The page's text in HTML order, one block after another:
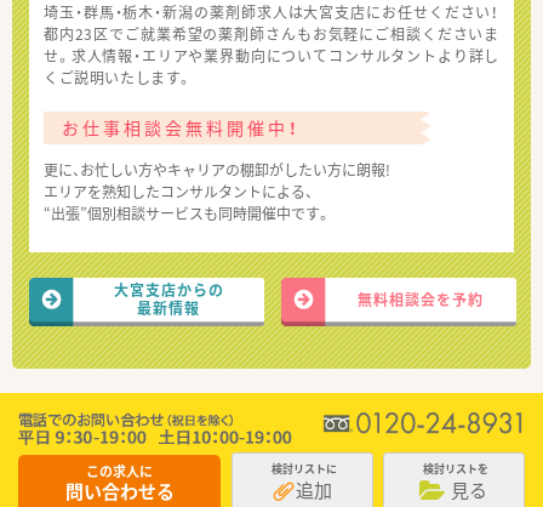
埼玉・群馬・栃木・新潟の薬剤師求人は大宮支店にお任せください！
都内23区でご就業希望の薬剤師さんもお気軽にご相談くださいま
せ。求人情報・エリアや業界動向についてコンサルタントより詳し
くご説明いたします。
お仕事相談会無料開催中！
更に、お忙しい方やキャリアの棚卸がしたい方に朗報!
エリアを熟知したコンサルタントによる、
“出張”個別相談サービスも同時開催中です。
大宮支店からの
最新情報
無料相談会を予約
この求人に
問い合わせる
検討リストに
追加
検討リストを
見る